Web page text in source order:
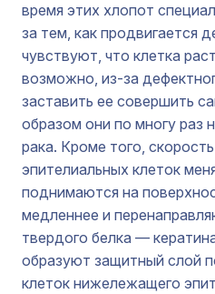
время этих хлопот
за тем, как продвигается
чувствуют, что клетка
возможно, из-за
заставить ее совершить
образом они по многу раз
рака. Кроме того,
эпителиальных клеток
поднимаются на
медленнее и
твердого белка —
образуют защитный слой
клеток нижележащего